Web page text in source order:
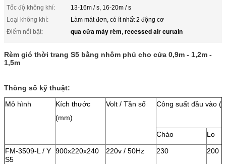
Tốc độ không khí:
13-16m / s, 16-20m / s
Loại không khí:
Làm mát đơn, có ít nhất 2 động cơ
Điểm nổi bật:
qua cửa máy rèm, recessed air curtain
Rèm gió thời trang S5 bằng nhôm phủ cho cửa 0,9m - 1,2m -
1,5m
Thông số kỹ thuật:
Mô hình
Kích thước
(mm)
Volt / Tần số Công suất đầu vào
Chào Lo
FM-3509-L / Y
S5
900x220x240 220v / 50Hz 230 200